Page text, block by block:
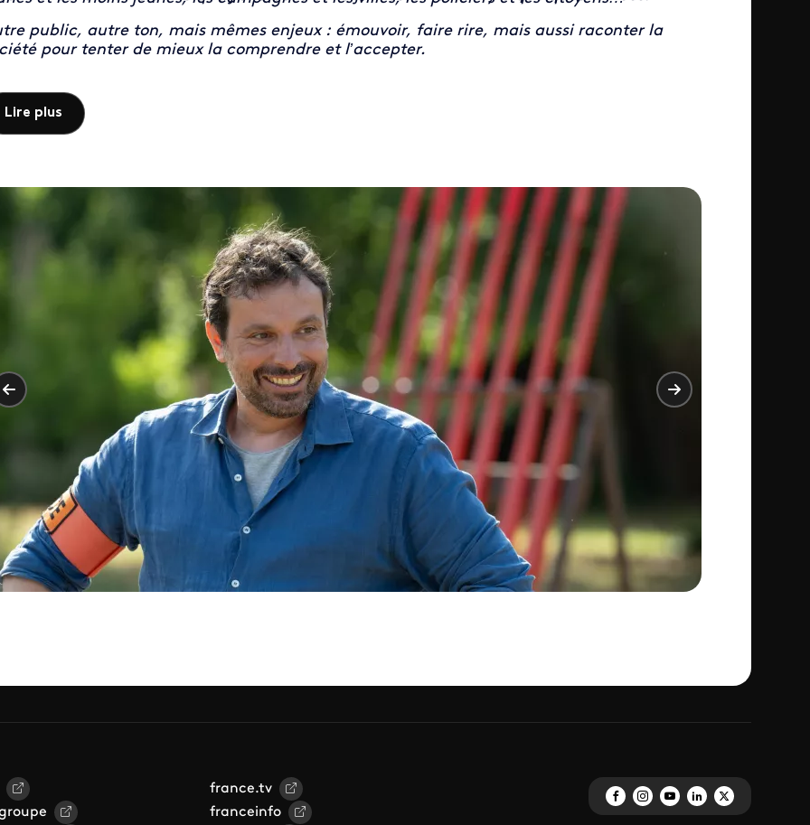
public, autre ton, mais mêmes enjeux : émouvoir, faire rire, mais aussi raconter la
pour tenter de mieux la comprendre et l’accepter.
Lire plus
france.tv
franceinfo